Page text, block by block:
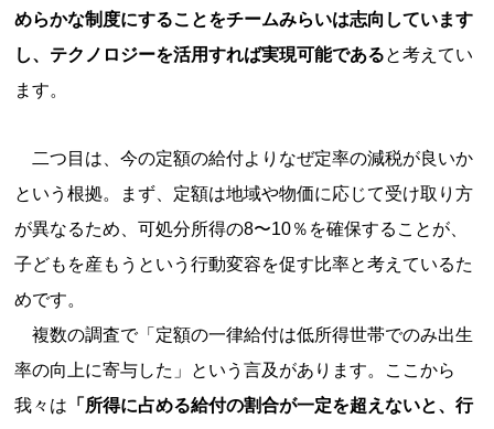
めらかな制度にすることをチームみらいは志向しています
し、テクノロジーを活用すれば実現可能であると考えてい
ます。
二つ目は、今の定額の給付よりなぜ定率の減税が良いか
という根拠。まず、定額は地域や物価に応じて受け取り方
が異なるため、可処分所得の8〜10％を確保することが、
子どもを産もうという行動変容を促す比率と考えているた
めです。
複数の調査で「定額の一律給付は低所得世帯でのみ出生
率の向上に寄与した」という言及があります。ここから
我々は 「所得に占める給付の割合が一定を超えないと、行